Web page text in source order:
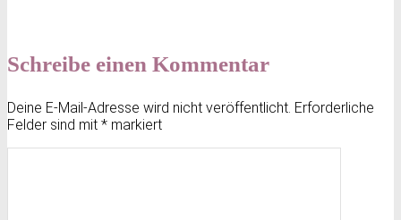
Schreibe einen Kommentar
Deine E-Mail-Adresse wird nicht veröffentlicht. Erforderliche
Felder sind mit * markiert